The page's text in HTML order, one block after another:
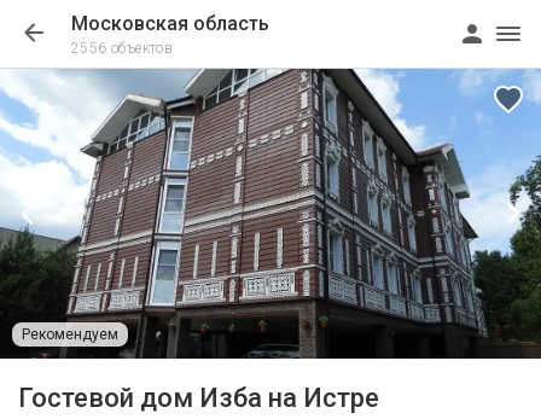
Московская область
2556 объектов
Рекомендуем
Гостевой дом Изба на Истре